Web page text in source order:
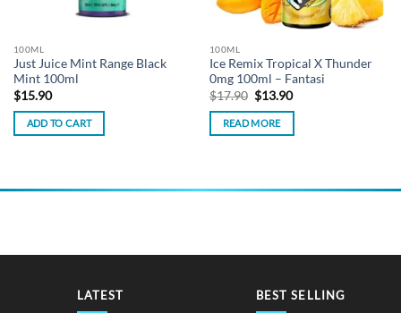
100ML
Just Juice Mint Range Black
Mint 100ml
$15.90
ADD TO CART
100ML
Ice Remix Tropical X Thunder
0mg 100ml – Fantasi
$17.90 Original
price
was:
$17.90.
$13.90Current
is:
READ MORE
LATEST BEST SELLING